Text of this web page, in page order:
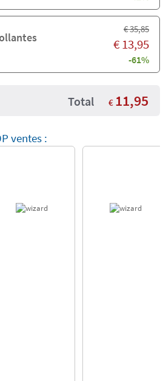
€35,85
€13,95
-61%
Total € 11,95
ventes :